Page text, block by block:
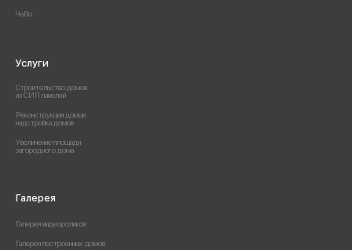
ЧаВо
Услуги
Строительство домов
из СИП панелей
Реконструкция домов
надстройка домов
Увеличение площади
загородного дома
Галерея
Галерея видеороликов
Галерея построенных домов